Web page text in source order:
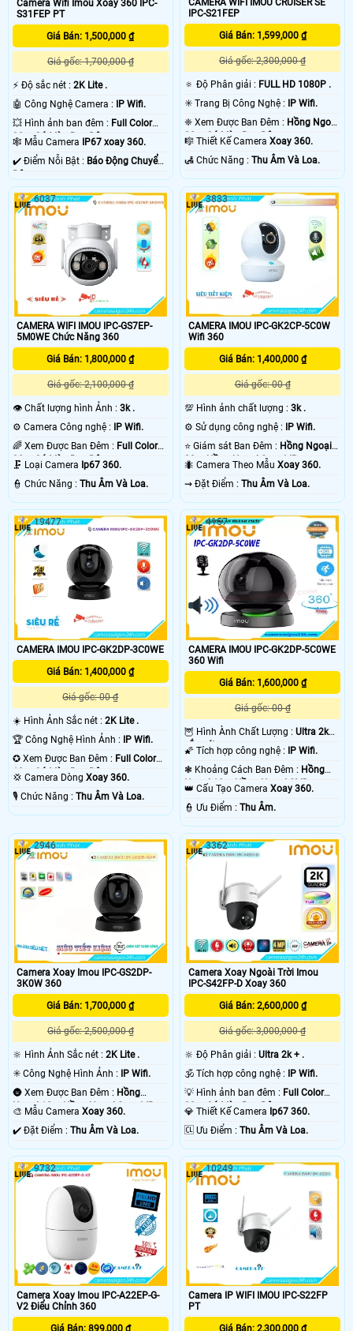
Camera Wifi Imou Xoay 360 IPC-
S31FEP PT
Giá Bán: 1,500,000 ₫
Giá gốc: 1,700,000 ₫
️⚡ Độ sắc nét : 2K Lite .
🤖️ Công Nghệ Camera :
IP Wifi.
💥 Hình ảnh ban đêm : Full Color
30m Có Màu Ban Ðêm.
🕸️ Mẫu Camera
IP67 xoay 360.
️✔️ Điểm Nỗi Bật : Báo Động Chuyển
CAMERA WIFI IMOU CRUISER SE
IPC-S21FEP
Giá Bán: 1,599,000 ₫
Giá gốc: 2,300,000 ₫
🔅 Độ Phân giải : FULL HD 1080P .
✳️ Trang Bị Công Nghệ :
IP Wifi.
❈ Xem Được Ban Đêm : Hồng Ngoại
30m Có Màu Ban Ðêm.
🎼️ Thiết Kế CameraXoay 360.
️🛃 Chức Năng :Thu Âm Và Loa.
CAMERA WIFI IMOU IPC-GS7EP-
5M0WE Chức Năng 360
Giá Bán: 1,800,000 ₫
Giá gốc: 2,100,000 ₫
👁 Chất lượng hình Ảnh : 3k .
⚙ Camera Công nghệ :
IP Wifi.
🌈 Xem Được Ban Đêm : Full Color
30m Có Màu Ban Ðêm.
🗜️ Loại Camera Ip67 360.
️👮 Chức Năng : Thu Âm Và Loa.
6037
CAMERA IMOU IPC-GK2CP-5C0W
Wifi 360
Giá Bán: 1,400,000 ₫
Giá gốc: 00 ₫
💯 Hình ảnh chất lượng :3k .
⚙ Sử dụng công nghệ :
IP Wifi.
⭐ Giám sát Ban Đêm : Hồng Ngoại
30m Hồng Ngoại Smart IR.
🐜 Camera Theo MẫuXoay 360.
️⇝ Đặt Điểm :Thu Âm Và Loa.
3833
CAMERA IMOU IPC-GK2DP-3C0WE
Giá Bán: 1,400,000 ₫
Giá gốc: 00 ₫
☀️ Hình Ảnh Sắc nét : 2K Lite .
🏆 Công Nghệ Hình Ảnh : IP Wifi.
✪ Xem Được Ban Đêm : Full Color
10m Có Màu Ban Ðêm.
💢 Camera Dòng Xoay 360.
️🎙 Chức Năng : Thu Âm Và Loa.
19477
CAMERA IMOU IPC-GK2DP-5C0WE
360 Wifi
Giá Bán: 1,600,000 ₫
Giá gốc: 00 ₫
🦉 Hình Ành Chất Lượng :Ultra 2k+
sắc nét .
🌠 Tích hợp công nghệ : IP Wifi.
❃ Khoảng Cách Ban Đêm : Hồng
Ngoại 10m Hồng Ngoại SMD.
👑 Cấu Tạo CameraXoay 360.
️👮 Ưu Điểm :Thu Âm.
4157
Camera Xoay Imou IPC-GS2DP-
3K0W 360
Giá Bán: 1,700,000 ₫
Giá gốc: 2,500,000 ₫
🔆 Hình Ảnh Sắc nét : 2K Lite .
✳️ Công Nghệ Hình Ảnh : IP Wifi.
🌚 Xem Được Ban Đêm : Hồng
Ngoại 10m Hồng Ngoại Smart IR.
🎨 Mẫu Camera Xoay 360.
️✔️ Đặt Điểm : Thu Âm Và Loa.
2946
Camera Xoay Ngoài Trời Imou
IPC-S42FP-D Xoay 360
Giá Bán: 2,600,000 ₫
Giá gốc: 3,000,000 ₫
🔆 Độ Phân giải :Ultra 2k + .
🕉️ Tích hợp công nghệ : IP Wifi.
💡 Hình ảnh ban đêm : Full Color
30m Có Màu Ban Ðêm.
💎 Thiết Kế Camera Ip67 360.
️🆑 Ưu Điểm :Thu Âm Và Loa.
3362
Camera Xoay Imou IPC-A22EP-G-
V2 Điểu Chỉnh 360
Giá Bán: 899,000 ₫
9732
Camera IP WIFI IMOU IPC-S22FP
PT
Giá Bán: 2,300,000 ₫
10249